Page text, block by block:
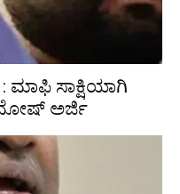
ಮಾಫಿ ಸಾಕ್ಷಿಯಾಗಿ
ಅರ್ಜಿ